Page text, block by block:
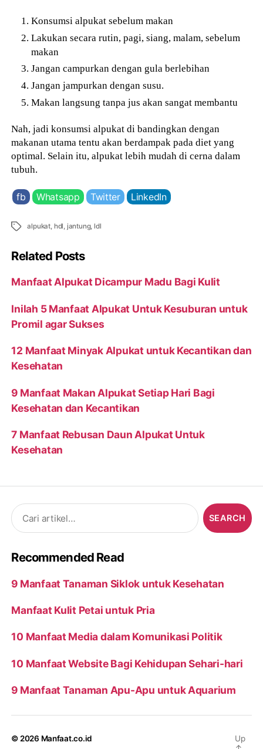
Konsumsi alpukat sebelum makan
Lakukan secara rutin, pagi, siang, malam, sebelum
makan
Jangan campurkan dengan gula berlebihan
Jangan jampurkan dengan susu.
Makan langsung tanpa jus akan sangat membantu
Nah, jadi konsumsi alpukat di bandingkan dengan
makanan utama tentu akan berdampak pada diet yang
optimal. Selain itu, alpukat lebih mudah di cerna dalam
tubuh.
fb Whatsapp Twitter LinkedIn
Tags alpukat, hdl, jantung, ldl
Related Posts
Manfaat Alpukat Dicampur Madu Bagi Kulit
Inilah 5 Manfaat Alpukat Untuk Kesuburan untuk
Promil agar Sukses
12 Manfaat Minyak Alpukat untuk Kecantikan dan
Kesehatan
9 Manfaat Makan Alpukat Setiap Hari Bagi
Kesehatan dan Kecantikan
7 Manfaat Rebusan Daun Alpukat Untuk
Kesehatan
Search
for:
Recommended Read
9 Manfaat Tanaman Siklok untuk Kesehatan
Manfaat Kulit Petai untuk Pria
10 Manfaat Media dalam Komunikasi Politik
10 Manfaat Website Bagi Kehidupan Sehari-hari
9 Manfaat Tanaman Apu-Apu untuk Aquarium
© 2026 Manfaat.co.id
Up